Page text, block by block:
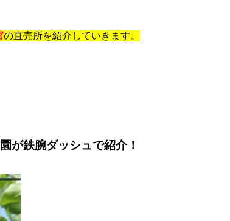
の直売所を紹介していきます。
が鉄腕ダッシュで紹介！